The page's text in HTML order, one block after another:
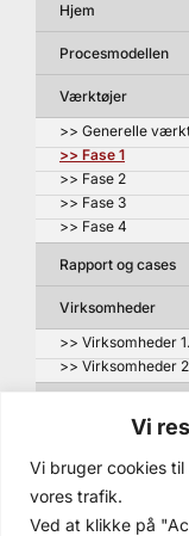
Vi
Vi bruger cookies
vores trafik.
Ved at klikke på
Hjem
Procesmodellen
Værktøjer
>> Generelle
>> Fase 1
>> Fase 2
>> Fase 3
>> Fase 4
Rapport og cases
Virksomheder
>> Virksomheder
>> Virksomheder
>> Relaterede
Nyhedsmail
Arrangementer